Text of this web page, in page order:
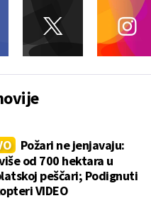
Požari ne jenjavaju:
od 700 hektara u
peščari; Podignuti
VIDEO